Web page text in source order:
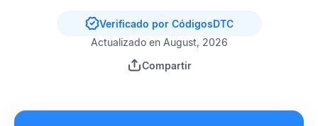
Verificado por CódigosDTC
Actualizado en August, 2026
Compartir